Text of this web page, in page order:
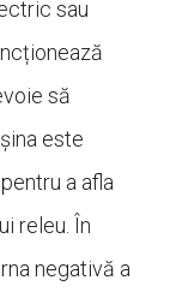
sau
să
este
a afla
releu. În
negativă a